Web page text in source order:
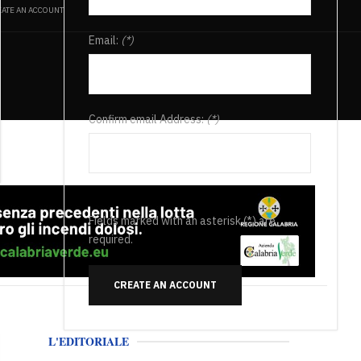
AN ACCOUNT
Email: (*)
Confirm email Address:(*)
Fields marked with an asterisk (*) are
required.
CREATE AN ACCOUNT
L'EDITORIALE